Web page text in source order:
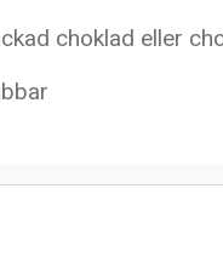
choklad eller